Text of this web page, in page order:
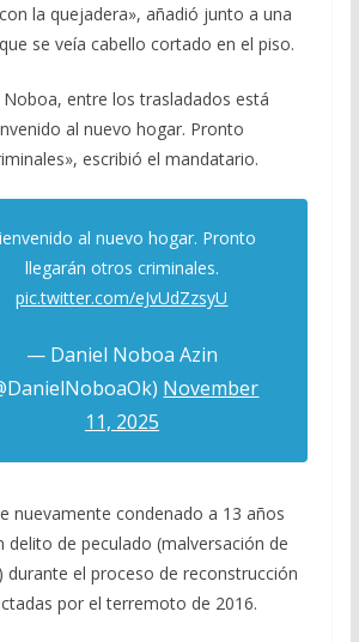
la quejadera», añadió junto a una
se veía cabello cortado en el piso.
entre los trasladados está
al nuevo hogar. Pronto
escribió el mandatario.
al nuevo hogar. Pronto
llegarán otros criminales.
pic.twitter.com/eJvUdZzsyU
— Daniel Noboa Azin
November
11, 2025
nuevamente condenado a 13 años
delito de peculado (malversación de
durante el proceso de reconstrucción
por el terremoto de 2016.